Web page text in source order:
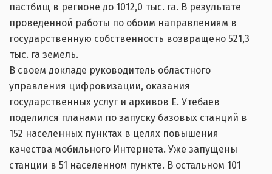
пастбищ в регионе до 1012,0 тыс. га. В результате
проведенной работы по обоим направлениям в
государственную собственность возвращено 521,3
тыс. га земель.
В своем докладе руководитель областного
управления цифровизации, оказания
государственных услуг и архивов Е. Утебаев
поделился планами по запуску базовых станций в
152 населенных пунктах в целях повышения
качества мобильного Интернета. Уже запущены
станции в 51 населенном пункте. В остальном 101